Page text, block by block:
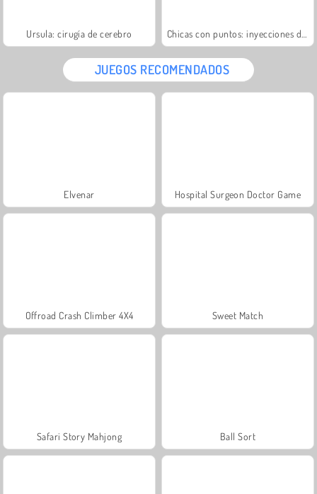
Ursula: cirugía de cerebro
JUEGOS RECOMENDADOS
Elvenar Hospital Surgeon Doctor Game
Offroad Crash Climber 4X4 Sweet Match
Safari Story Mahjong Ball Sort